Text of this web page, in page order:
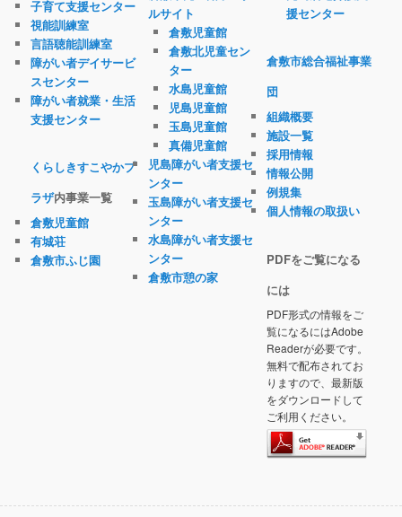
子育て支援センター
視能訓練室
言語聴能訓練室
障がい者デイサービ
スセンター
障がい者就業・生活
支援センター
くらしきすこやかプ
ラザ内事業一覧
倉敷児童館
有城荘
倉敷市ふじ園
ルサイト
倉敷児童館
倉敷北児童セン
ター
水島児童館
児島児童館
玉島児童館
真備児童館
児島障がい者支援セ
ンター
玉島障がい者支援セ
ンター
水島障がい者支援セ
ンター
倉敷市憩の家
援センター
倉敷市総合福祉事業
団
組織概要
施設一覧
採用情報
情報公開
例規集
個人情報の取扱い
PDFをご覧になる
には
PDF形式の情報をご
覧になるにはAdobe
Readerが必要です。
無料で配布されてお
りますので、最新版
をダウンロードして
ご利用ください。